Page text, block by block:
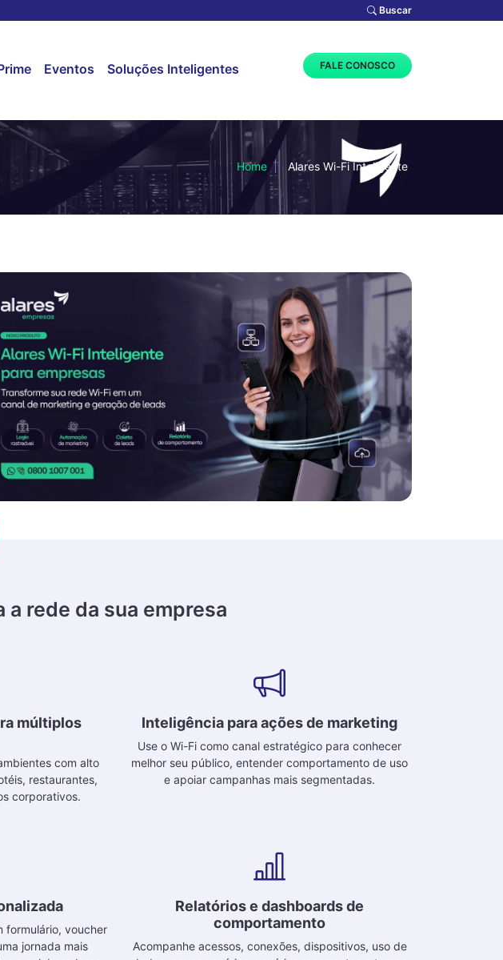
Buscar
Eventos Soluções Inteligentes FALE CONOSCO
Home Alares Wi-Fi Inteligente
rede da sua empresa
múltiplos
com alto
restaurantes,
corporativos.
Inteligência para ações de marketing
Use o Wi-Fi como canal estratégico para conhecer
melhor seu público, entender comportamento de uso
e apoiar campanhas mais segmentadas.
formulário, voucher
jornada mais
Relatórios e dashboards de
comportamento
Acompanhe acessos, conexões, dispositivos, uso de